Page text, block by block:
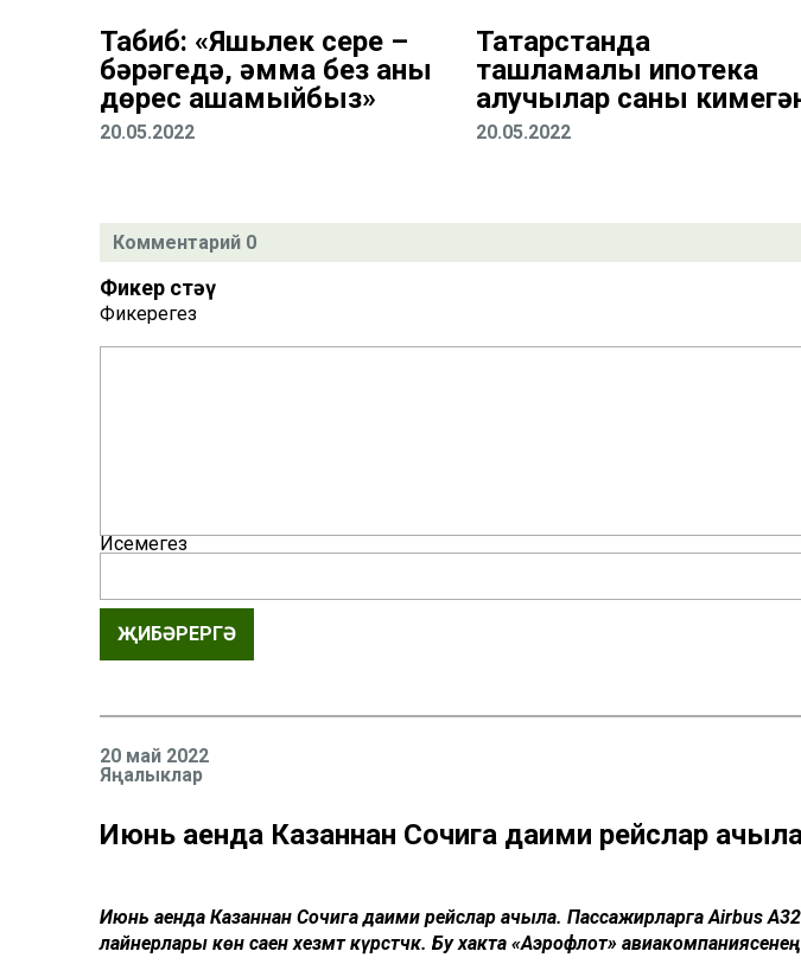
Табиб: «Яшьлек сере –
бәрәңгедә, әмма без аны
дөрес ашамыйбыз»
20.05.2022
Татарстанда
ташламалы ипотека
алучылар саны
20.05.2022
Комментарий 0
Фикер өстәү
Фикерегез
Исемегез
ҖИБӘРЕРГӘ
20 май 2022
Яңалыклар
Июнь аенда Казаннан Сочига даими рейслар
Июнь аенда Казаннан Сочига даими рейслар ачыла. Пассажирларга Airbus
лайнерлары көн саен хезмәт күрсәтәчәк. Бу хакта «Аэрофлот» авиакомпаниясенең